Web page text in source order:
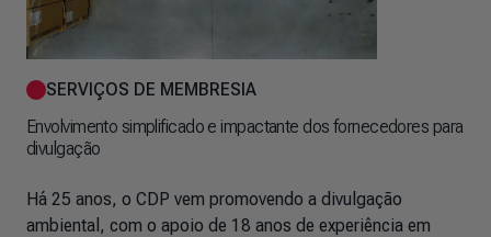
SERVIÇOS DE MEMBRESIA
Envolvimento simplificado e impactante dos fornecedores para
divulgação
Há 25 anos, o CDP vem promovendo a divulgação
ambiental, com o apoio de 18 anos de experiência em